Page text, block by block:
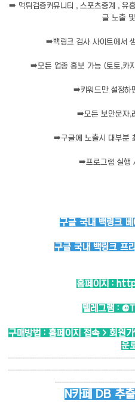
➡️ 먹튀검증커뮤니티 , 스포츠중계 , 유
글 노출
➡️백링크 검사 사이트에서
➡️모든 업종 홍보 가능 (토토,카
➡️키워드만 설정하
➡️모든 보안문자,
➡️구글에 노출시 대부분
➡️프로그램 실행
구글 국내 백링크
구글 국내 백링크 프
홈페이지 :
텔레그램 :
구매방법 : 홈페이지 접속 > 회원
운
N카페 DB 추